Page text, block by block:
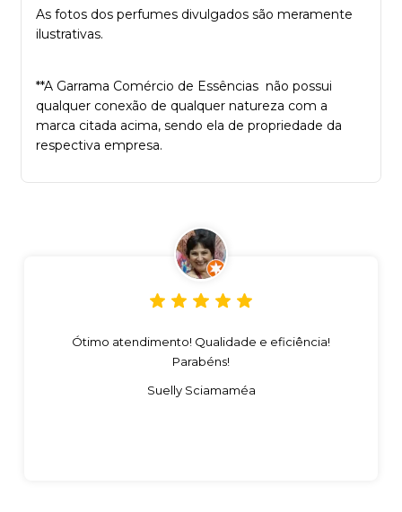
As fotos dos perfumes divulgados são meramente
ilustrativas.
**A Garrama Comércio de Essências não possui
qualquer conexão de qualquer natureza com a
marca citada acima, sendo ela de propriedade da
respectiva empresa.
Ótimo atendimento! Qualidade e eficiência!
Parabéns!
Suelly Sciamaméa